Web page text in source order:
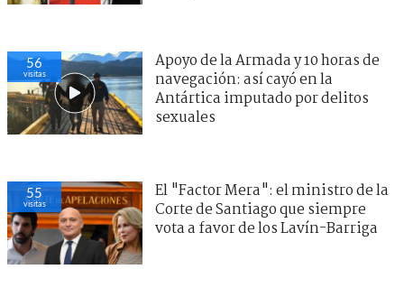
56
visitas
Apoyo de la Armada y 10 horas de
navegación: así cayó en la
Antártica imputado por delitos
sexuales
55
visitas
El "Factor Mera": el ministro de la
Corte de Santiago que siempre
vota a favor de los Lavín-Barriga